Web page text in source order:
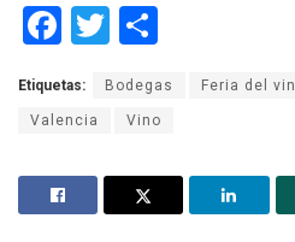
F
ce
b
o
o
T
tt
er
m
p
ar
tir
Etiquetas: Bodegas Feria del
Valencia Vino